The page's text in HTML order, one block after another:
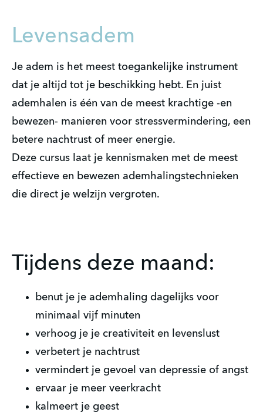
Levensadem
Je adem is het meest toegankelijke instrument
dat je altijd tot je beschikking hebt. En juist
ademhalen is één van de meest krachtige -en
bewezen- manieren voor stressvermindering, een
betere nachtrust of meer energie.
Deze cursus laat je kennismaken met de meest
effectieve en bewezen ademhalingstechnieken
die direct je welzijn vergroten.
Tijdens deze maand:
benut je je ademhaling dagelijks voor
minimaal vijf minuten
verhoog je je creativiteit en levenslust
verbetert je nachtrust
vermindert je gevoel van depressie of angst
ervaar je meer veerkracht
kalmeert je geest